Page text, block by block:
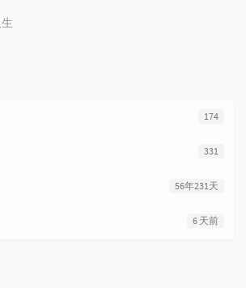
174
331
56年231天
6 天前